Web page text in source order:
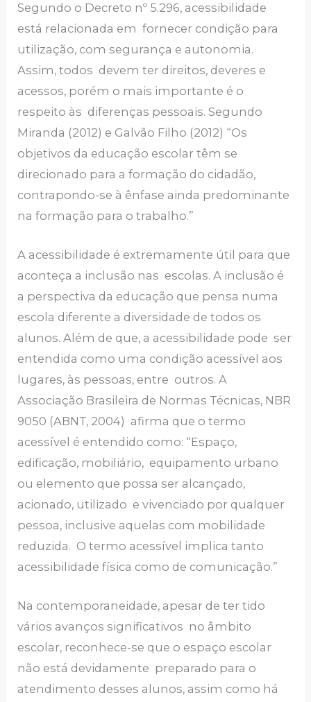
Segundo o Decreto nº 5.296, acessibilidade
está relacionada em fornecer condição para
utilização, com segurança e autonomia.
Assim, todos devem ter direitos, deveres e
acessos, porém o mais importante é o
respeito às diferenças pessoais. Segundo
Miranda (2012) e Galvão Filho (2012) “Os
objetivos da educação escolar têm se
direcionado para a formação do cidadão,
contrapondo-se à ênfase ainda predominante
na formação para o trabalho.”
A acessibilidade é extremamente útil para que
aconteça a inclusão nas escolas. A inclusão é
a perspectiva da educação que pensa numa
escola diferente a diversidade de todos os
alunos. Além de que, a acessibilidade pode ser
entendida como uma condição acessível aos
lugares, às pessoas, entre outros. A
Associação Brasileira de Normas Técnicas, NBR
9050 (ABNT, 2004) afirma que o termo
acessível é entendido como: “Espaço,
edificação, mobiliário, equipamento urbano
ou elemento que possa ser alcançado,
acionado, utilizado e vivenciado por qualquer
pessoa, inclusive aquelas com mobilidade
reduzida. O termo acessível implica tanto
acessibilidade física como de comunicação.”
Na contemporaneidade, apesar de ter tido
vários avanços significativos no âmbito
escolar, reconhece-se que o espaço escolar
não está devidamente preparado para o
atendimento desses alunos, assim como há